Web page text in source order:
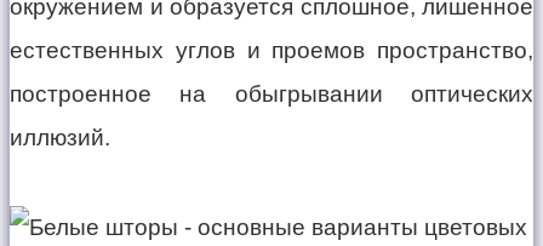
окружением и образуется сплошное, лишенное
естественных углов и проемов пространство,
построенное на обыгрывании оптических
иллюзий.